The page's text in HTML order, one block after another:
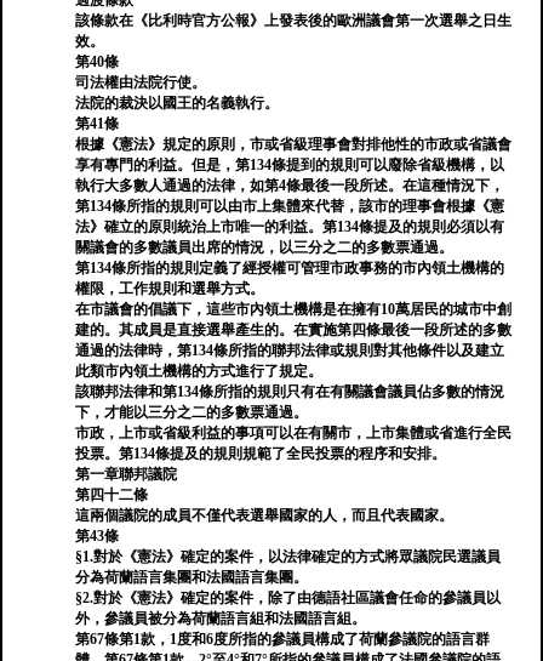
該條款在《比利時官方公報》上發表後的歐洲議會第一次選舉之日生
效。
第40條
司法權由法院行使。
法院的裁決以國王的名義執行。
第41條
根據《憲法》規定的原則，市或省級理事會對排他性的市政或省議會
享有專門的利益。但是，第134條提到的規則可以廢除省級機構，以
執行大多數人通過的法律，如第4條最後一段所述。在這種情況下，
第134條所指的規則可以由市上集體來代替，該市的理事會根據《憲
法》確立的原則統治上市唯一的利益。第134條提及的規則必須以有
關議會的多數議員出席的情況，以三分之二的多數票通過。
第134條所指的規則定義了經授權可管理市政事務的市內領土機構的
權限，工作規則和選舉方式。
在市議會的倡議下，這些市內領土機構是在擁有10萬居民的城市中創
建的。其成員是直接選舉產生的。在實施第四條最後一段所述的多數
通過的法律時，第134條所指的聯邦法律或規則對其他條件以及建立
此類市內領土機構的方式進行了規定。
該聯邦法律和第134條所指的規則只有在有關議會議員佔多數的情況
下，才能以三分之二的多數票通過。
市政，上市或省級利益的事項可以在有關市，上市集體或省進行全民
投票。第134條提及的規則規範了全民投票的程序和安排。
第一章聯邦議院
第四十二條
這兩個議院的成員不僅代表選舉國家的人，而且代表國家。
第43條
§1.對於《憲法》確定的案件，以法律確定的方式將眾議院民選議員
分為荷蘭語言集團和法國語言集團。
§2.對於《憲法》確定的案件，除了由德語社區議會任命的參議員以
外，參議員被分為荷蘭語言組和法國語言組。
第67條第1款，1度和6度所指的參議員構成了荷蘭參議院的語言群